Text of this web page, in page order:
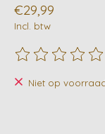
€29,99
Incl. btw
De beoordeling
Niet op